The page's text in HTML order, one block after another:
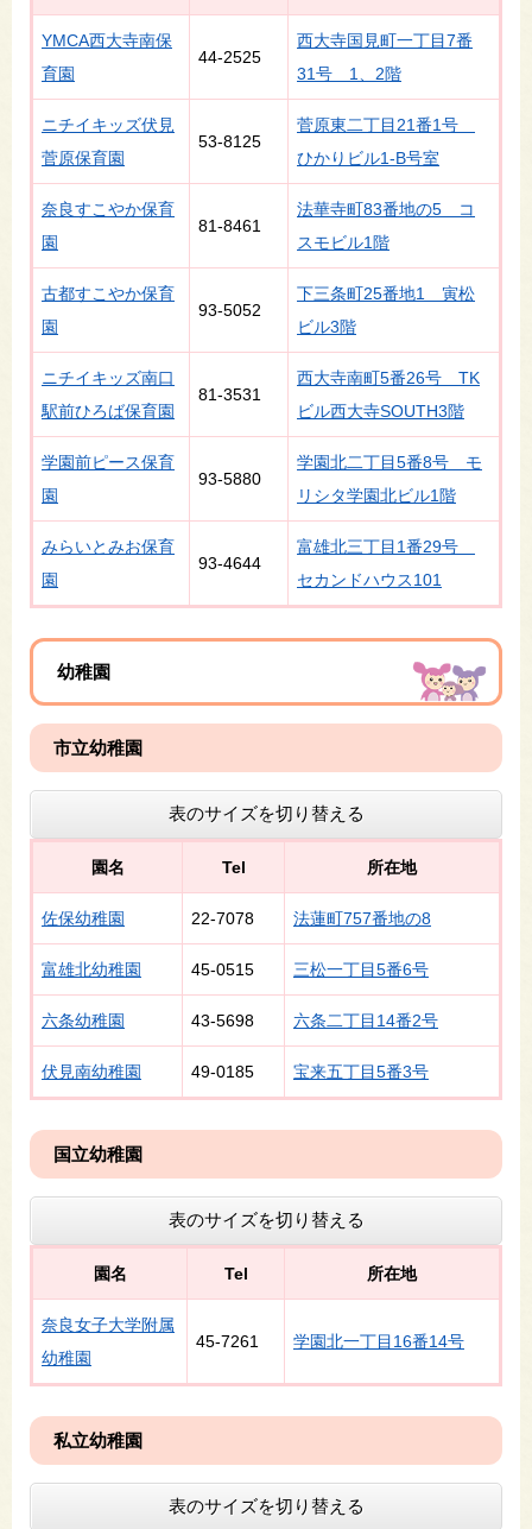
YMCA西大寺南保
育園
44-2525
西大寺国見町一丁目7番
31号 1、2階
ニチイキッズ伏見
菅原保育園
53-8125
菅原東二丁目21番1号
ひかりビル1-B号室
奈良すこやか保育
園
81-8461
法華寺町83番地の5 コ
スモビル1階
古都すこやか保育
園
93-5052
下三条町25番地1 寅松
ビル3階
ニチイキッズ南口
駅前ひろば保育園
81-3531
西大寺南町5番26号 TK
ビル西大寺SOUTH3階
学園前ピース保育
園
93-5880
学園北二丁目5番8号 モ
リシタ学園北ビル1階
みらいとみお保育
園
93-4644
富雄北三丁目1番29号
セカンドハウス101
幼稚園
市立幼稚園
表のサイズを切り替える
園名 Tel 所在地
佐保幼稚園 22-7078 法蓮町757番地の8
富雄北幼稚園 45-0515 三松一丁目5番6号
六条幼稚園 43-5698 六条二丁目14番2号
伏見南幼稚園 49-0185 宝来五丁目5番3号
国立幼稚園
表のサイズを切り替える
園名 Tel 所在地
奈良女子大学附属
幼稚園
45-7261 学園北一丁目16番14号
私立幼稚園
表のサイズを切り替える